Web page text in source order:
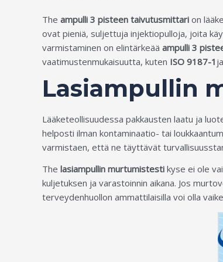
The ampulli 3 pisteen taivutusmittari on
ovat pieniä, suljettuja injektiopulloja, joita
varmistaminen on elintärkeää ampulli 3
vaatimustenmukaisuutta, kuten ISO 9187-1
Lasiampullin
Lääketeollisuudessa pakkausten laatu ja
helposti ilman kontaminaatio- tai
varmistaen, että ne täyttävät
The lasiampullin murtumistesti kyse ei ole
kuljetuksen ja varastoinnin aikana. Jos
terveydenhuollon ammattilaisilla voi olla